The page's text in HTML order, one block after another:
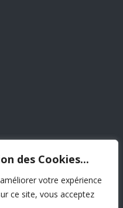
des Cookies...
votre expérience
ce site, vous acceptez